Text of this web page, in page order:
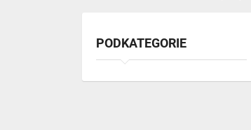
PODKATEGORIE